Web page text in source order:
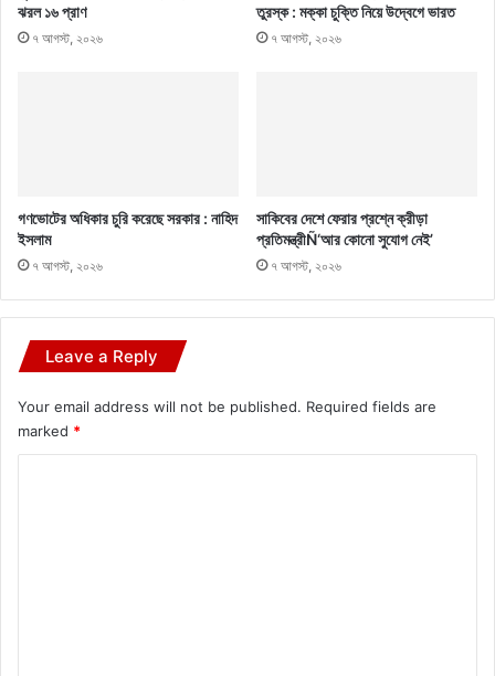
ঝরল ১৬ প্রাণ
৭ আগস্ট, ২০২৬
তুরস্ক : মক্কা চুক্তি নিয়ে উদ্বেগে ভারত
৭ আগস্ট, ২০২৬
গণভোটের অধিকার চুরি করেছে সরকার : নাহিদ
ইসলাম
৭ আগস্ট, ২০২৬
সাকিবের দেশে ফেরার প্রশ্নে ক্রীড়া
প্রতিমন্ত্রীÑ‘আর কোনো সুযোগ নেই’
৭ আগস্ট, ২০২৬
Leave a Reply
Your email address will not be published. Required fields are
marked *